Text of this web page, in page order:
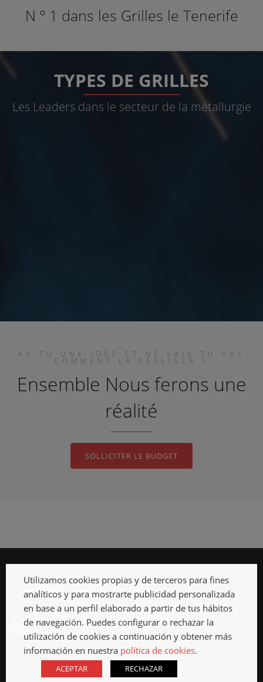
N º 1 dans les Grilles le Tenerife
TYPES DE GRILLES
Les Leaders dans le secteur de la métallurgie
AS-TU UNE IDÉE ET NE SAIS-TU PAS
COMMENT LA RÉALISER ?
Ensemble Nous ferons une
réalité
SOLLICITER LE BUDGET
DERNIÈRES PUBLICATIONS
Industrie sidérurgique à Tenerife, la Serruiere Cercasa
Avr 12th, 2018
Serrurier à La Jaca, 24 heures sur 24
Mar 12th, 2018
Utilizamos cookies propias y de terceros para fines
analíticos y para mostrarte publicidad personalizada
en base a un perfil elaborado a partir de tus hábitos
de navegación. Puedes configurar o rechazar la
utilización de cookies a continuación y obtener más
información en nuestra política de cookies.
ACEPTAR RECHAZAR